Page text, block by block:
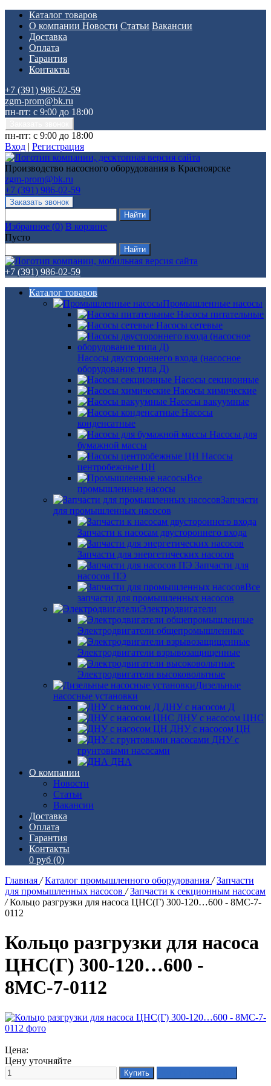
Каталог товаров
О компании Новости Статьи Вакансии
Доставка
Оплата
Гарантия
Контакты
+7 (391) 986-02-59
zgm-prom@bk.ru
пн-пт: с 9:00 до 18:00
пн-пт: с 9:00 до 18:00
Вход | Регистрация
Производство насосного оборудования в Красноярске
zgm-prom@bk.ru
+7 (391) 986-02-59
Избранное (0) В корзине
Пусто
+7 (391) 986-02-59
Каталог товаров
Промышленные насосы
Насосы питательные
Насосы сетевые
Насосы двустороннего входа (насосное
оборудование типа Д)
Насосы секционные
Насосы химические
Насосы вакуумные
Насосы
конденсатные
Насосы для
бумажной массы
Насосы
центробежные ЦН
Все
промышленные насосы
Запчасти
для промышленных насосов
Запчасти к насосам двустороннего входа
Запчасти для энергетических насосов
Запчасти для
насосов ПЭ
Все
запчасти для промышленных насосов
Электродвигатели
Электродвигатели общепромышленные
Электродвигатели взрывозащищенные
Электродвигатели высоковольтные
Дизельные
насосные установки
ДНУ с насосом Д
ДНУ с насосом ЦНС
ДНУ с насосом ЦН
ДНУ с
грунтовыми насосами
ДНА
О компании
Новости
Статьи
Вакансии
Доставка
Оплата
Гарантия
Контакты
0 руб (0)
Главная / Каталог промышленного оборудования / Запчасти
для промышленных насосов / Запчасти к секционным насосам
/ Кольцо разгрузки для насоса ЦНС(Г) 300-120…600 - 8МС-7-
0112
Кольцо разгрузки для насоса
ЦНС(Г) 300-120…600 -
8МС-7-0112
Цена:
Цену уточняйте